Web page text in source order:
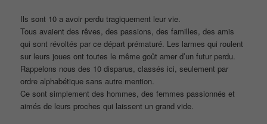
Ils sont 10 a avoir perdu tragiquement leur vie.
Tous avaient des rêves, des passions, des familles, des amis
qui sont révoltés par ce départ prématuré. Les larmes qui roulent
sur leurs joues ont toutes le même goût amer d’un futur perdu.
Rappelons nous des 10 disparus, classés ici, seulement par
ordre alphabétique sans autre mention.
Ce sont simplement des hommes, des femmes passionnés et
aimés de leurs proches qui laissent un grand vide.